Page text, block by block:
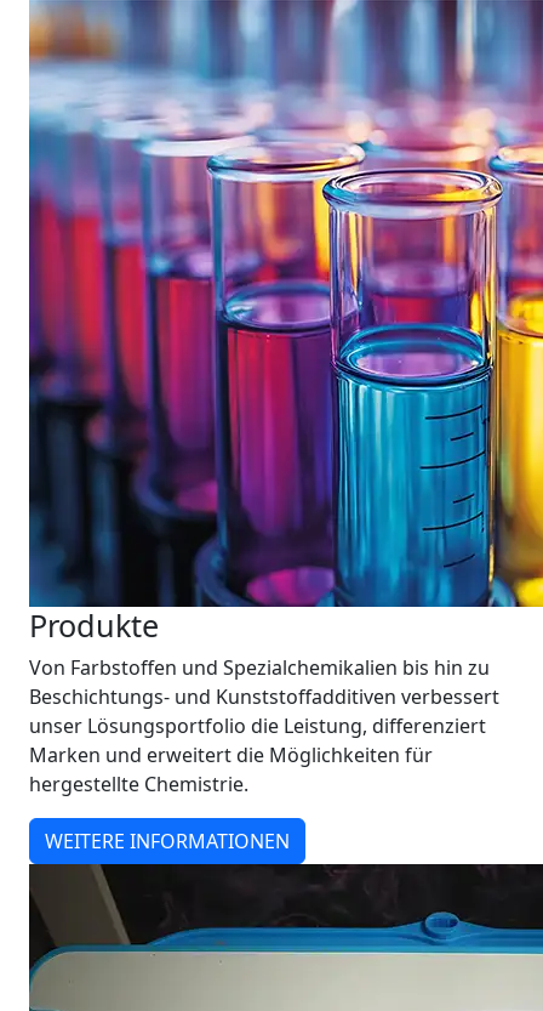
Produkte
Von Farbstoffen und Spezialchemikalien bis hin zu
Beschichtungs- und Kunststoffadditiven verbessert
unser Lösungsportfolio die Leistung, differenziert
Marken und erweitert die Möglichkeiten für
hergestellte Chemistrie.
WEITERE INFORMATIONEN